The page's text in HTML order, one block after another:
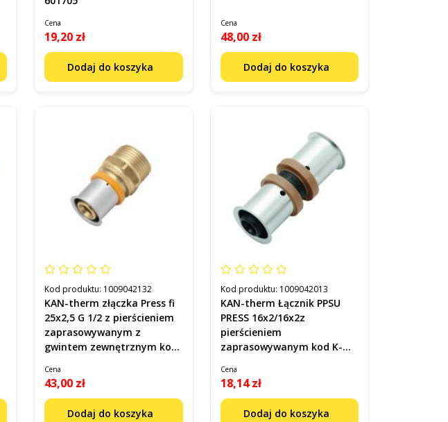
Cena
19,20 zł
Dodaj do koszyka
Cena
48,00 zł
Dodaj do koszyka
Kod produktu: 1009042132
KAN-therm złączka Press fi
25x2,5 G 1/2 z pierścieniem
zaprasowywanym z
gwintem zewnętrznym kod
Cena
43,00 zł
Dodaj do koszyka
Kod produktu: 1009042013
KAN-therm Łącznik PPSU
PRESS 16x2/16x2z
pierścieniem
zaprasowywanym kod K-
Cena
18,14 zł
Dodaj do koszyka